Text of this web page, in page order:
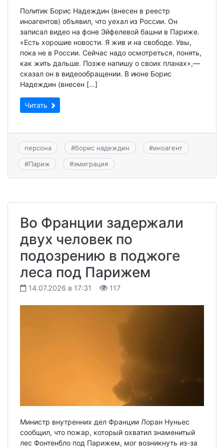
Политик Борис Надеждин (внесен в реестр
иноагентов) объявил, что уехал из России. Он
записал видео на фоне Эйфелевой башни в Париже.
«Есть хорошие новости. Я жив и на свободе. Увы,
пока не в России. Сейчас надо осмотреться, понять,
как жить дальше. Позже напишу о своих планах»,—
сказал он в видеообращении. В июне Борис
Надеждин (внесен […]
Читать
персона #борис надеждин #иноагент
#Париж #эмиграция
Во Франции задержали
двух человек по
подозрению в поджоге
леса под Парижем
14.07.2026 в 17:31 117
Министр внутренних дел Франции Лоран Нуньес
сообщил, что пожар, который охватил знаменитый
лес Фонтенбло под Парижем, мог возникнуть из-за